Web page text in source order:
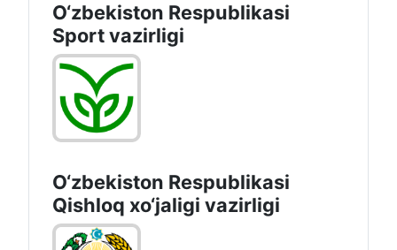
O‘zbekiston Respublikasi
Sport vazirligi
O‘zbekiston Respublikasi
Qishloq хo‘jаligi vаzirligi